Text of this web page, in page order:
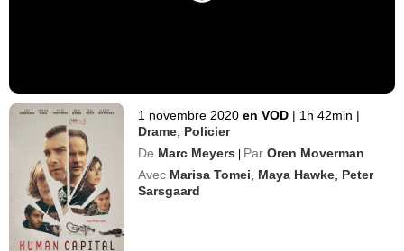
1 novembre 2020 en VOD | 1h 42min |
Drame Policier
De Marc Meyers | Par Oren Moverman
Avec Marisa Tomei Maya Hawke Peter
Sarsgaard